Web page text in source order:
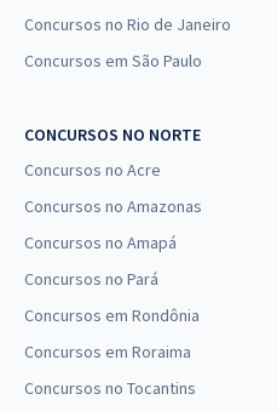
Concursos no Rio de Janeiro
Concursos em São Paulo
CONCURSOS NO NORTE
Concursos no Acre
Concursos no Amazonas
Concursos no Amapá
Concursos no Pará
Concursos em Rondônia
Concursos em Roraima
Concursos no Tocantins